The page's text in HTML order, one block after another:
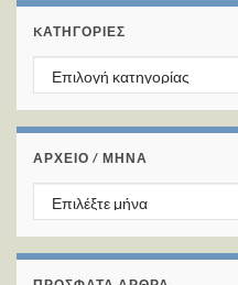
KΑΤΗΓΟΡΊΕΣ
Kατηγορίες
ΑΡΧΕΙΟ / ΜΗΝΑ
ΑΡΧΕΙΟ / ΜΗΝΑ